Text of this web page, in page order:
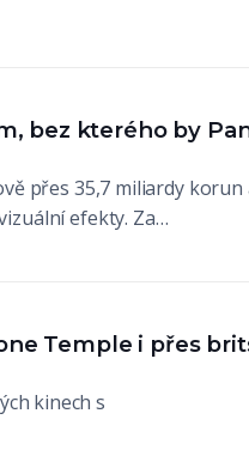
bez kterého by
přes 35,7 miliardy korun
efekty. Za…
Temple i přes
kinech s